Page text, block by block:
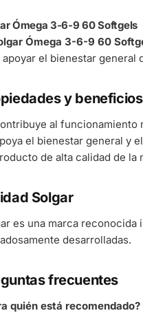
Ómega 3-6-9 60 Softgels
Ómega 3-6-9 60
apoyar el bienestar general
y beneficios
al funcionamiento
el bienestar general y
de alta calidad de la
Solgar
es una marca
desarrolladas.
frecuentes
quién está recomendado?